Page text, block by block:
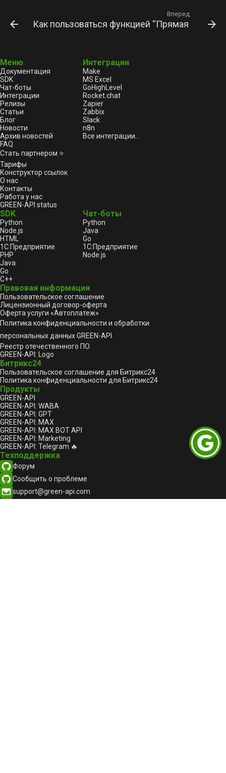
Вперед
Как пользоваться функцией “Прямая связь”?
Меню
Документация
SDK
Чат-боты
Интеграции
Релизы
Статьи
Блог
Новости
Архив новостей
FAQ
Стать партнером ⭐
Тарифы
Конструктор ссылок
О нас
Контакты
Работа у нас
GREEN-API status
Интеграции
Make
MS Excel
GoHighLevel
Rocket.chat
Zapier
Zabbix
Slack
n8n
Все интеграции...
SDK
Python
Node.js
HTML
1С:Предприятие
PHP
Java
Go
C++
Чат-боты
Python
Java
Go
1С:Предприятие
Node.js
Правовая информация
Пользовательское соглашение
Лицензионный договор-оферта
Оферта услуги «Автоплатеж»
Политика конфиденциальности и обработки
персональных данных GREEN-API
Реестр отечественного ПО
GREEN-API: Logo
Битрикс24
Пользовательское соглашение для Битрикс24
Политика конфиденциальности для Битрикс24
Продукты
GREEN-API
GREEN-API: WABA
GREEN-API: GPT
GREEN-API: MAX
GREEN-API: MAX BOT API
GREEN-API: Marketing
GREEN-API: Telegram 🔥
Техподдержка
Форум
Сообщить о проблеме
support@green-api.com